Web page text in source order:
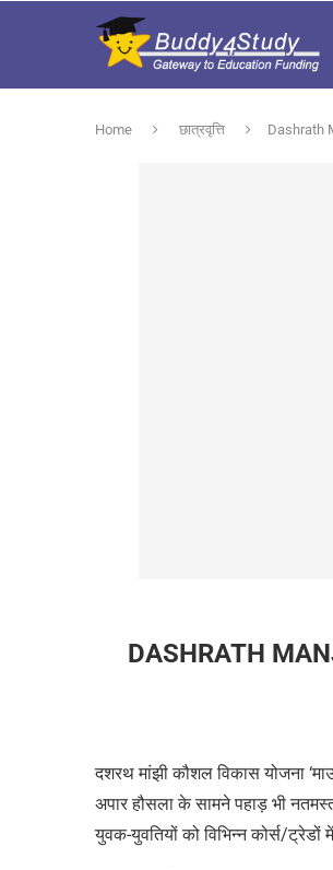
Home छात्रवृत्ति Dashrath
DASHRATH
दशरथ मांझी कौशल विकास योजना
अपार हौसला के सामने पहाड़ भी
युवक-युवतियों को विभिन्न कोर्स/ट्रेडों